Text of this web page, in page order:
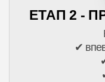
ЕТАП 2 -
✔